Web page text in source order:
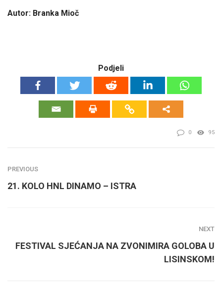
Autor: Branka Mioč
Podjeli
0 95
PREVIOUS
21. KOLO HNL DINAMO – ISTRA
NEXT
FESTIVAL SJEĆANJA NA ZVONIMIRA GOLOBA U
LISINSKOM!